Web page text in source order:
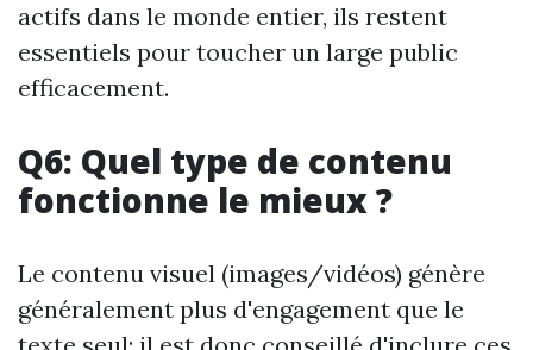
actifs dans le monde entier, ils restent
essentiels pour toucher un large public
efficacement.
Q6: Quel type de contenu
fonctionne le mieux ?
Le contenu visuel (images/vidéos) génère
généralement plus d'engagement que le